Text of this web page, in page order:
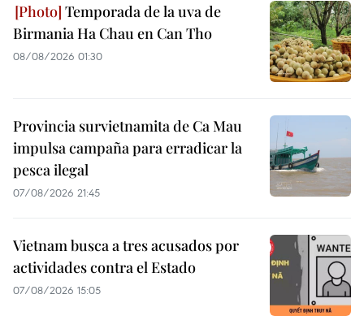
Temporada de la uva de
Birmania Ha Chau en Can Tho
08/08/2026 01:30
Provincia survietnamita de Ca Mau
impulsa campaña para erradicar la
pesca ilegal
07/08/2026 21:45
Vietnam busca a tres acusados por
actividades contra el Estado
07/08/2026 15:05